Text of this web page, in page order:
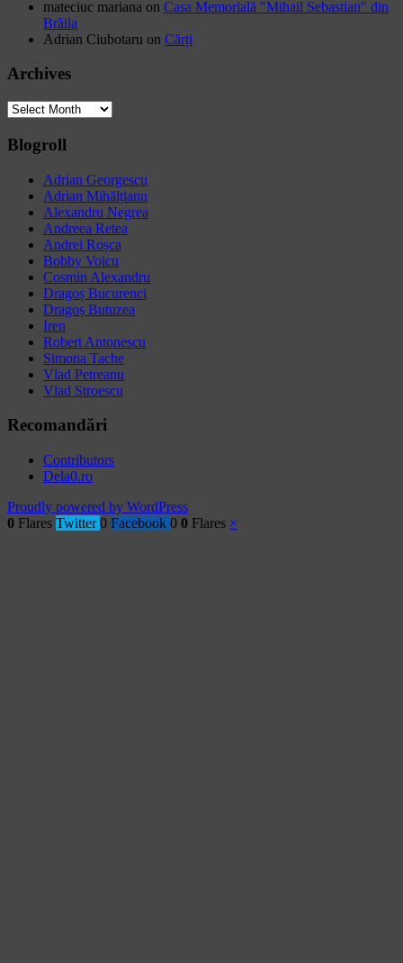
mateciuc mariana on Casa Memorială "Mihail Sebastian" din
Brăila
Adrian Ciubotaru on Cărți
Archives
Archives
Blogroll
Adrian Georgescu
Adrian Mihălțianu
Alexandru Negrea
Andreea Retea
Andrei Roșca
Bobby Voicu
Cosmin Alexandru
Dragoș Bucurenci
Dragoș Butuzea
Iren
Robert Antonescu
Simona Tache
Vlad Petreanu
Vlad Stroescu
Recomandări
Contributors
Dela0.ro
Proudly powered by WordPress
0 Flares Twitter 0 Facebook 0 0 Flares ×